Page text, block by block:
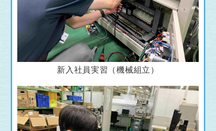
新入社員実習（機械組立）